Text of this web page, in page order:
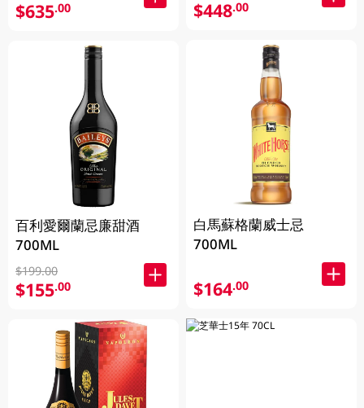
$635.00
百利愛爾蘭忌廉甜酒
700ML
$199.00
$155.00
$448.00
白馬蘇格蘭威士忌
700ML
$164.00